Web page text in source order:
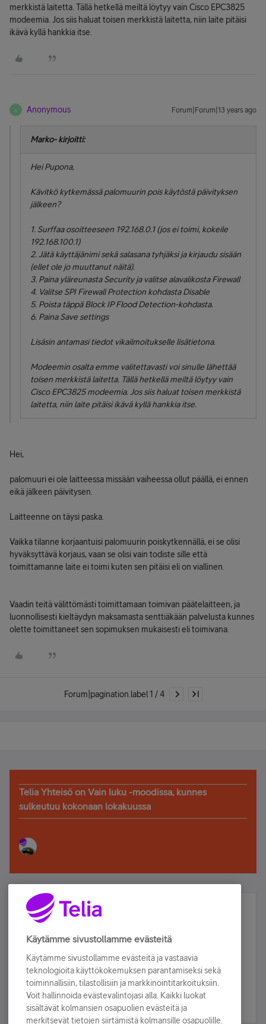
merkkistä laitetta. Tällä hetkellä meiltä löytyy vain Cisco EPC3825
modeemia. Jos siis haluat toisen merkkistä laitetta, niin laite pitäisi
ikävä kyllä hankkia itse.
A Anonymous Forum|Forum|13 years ago
Marko- kirjoitti:
Hei Pupona,
Kävitkö kytkemässä palomuurin pois käytöstä päivityksen
jälkeen?
1. Surffaa osoitteeseen 192.168.0.1 (jos ei toimi, kokeile
192.168.100.1)
2. Jätä käyttäjänimi sekä salasana tyhjäksi ja kirjaudu sisään
(ellet ole jo muuttanut näitä).
3. Paina yläreunasta Security ja valitse alavalikosta Firewall
4. Valitse SPI Firewall Protection kohdasta Disable
5. Poista täppä Block IP Flood Detection-kohdasta.
6. Paina Save settings
Lisäsin antamasi tiedot vikailmoitukselle lisätietona.
Modeemin osalta emme valitettavasti voi sinulle lähettää
toisen merkkistä laitetta. Tällä hetkellä meiltä löytyy vain
Cisco EPC3825 modeemia. Jos siis haluat toisen merkkistä
laitetta, niin laite pitäisi ikävä kyllä hankkia itse.
Hei,
palomuuri ei ole laitteessa missään vaiheessa ollut päällä, ei ennen
eikä jälkeen päivitysen.
Laitteenne on täysi paska.
Vaikka tilanne korjaantuisi palomuurin poiskytkennällä, ei se olisi
hyväksyttävä korjaus, vaan se olisi vain todiste sille että
toimittamanne laite ei toimi kuten sen pitäisi eli on viallinen.
Vaadin teitä välittömästi toimittamaan toimivan päätelaitteen, ja
luonnollisesti kieltäydyn maksamasta senttiäkään palvelusta kunnes
olette toimittaneet sen sopimuksen mukaisesti eli toimivana.
Forum|pagination.label 1 / 4
Telia Yhteisö on Vain luku -moodissa, kunnes
sulkeutuu kokonaan lokakuussa
Älä jää paitsi – osallistu ja voita!
Tilaa Telian uutiskirje ja olet mukana arvonnassa.
sähköpostiisi.
Tilaa nyt
Käytämme sivustollamme evästeitä
Käytämme sivustollamme evästeitä ja vastaavia
teknologioita käyttökokemuksen parantamiseksi sekä
toiminnallisiin, tilastollisiin ja markkinointitarkoituksiin.
Voit hallinnoida evästevalintojasi alla. Kaikki luokat
sisältävät kolmansien osapuolien evästeitä ja
merkitsevät tietojen siirtämistä kolmansille osapuolille.